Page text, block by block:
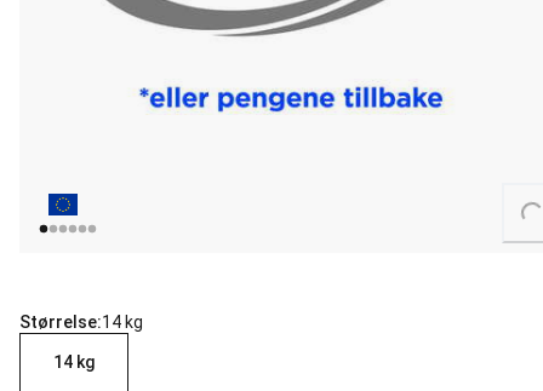
Loading...
Størrelse:14 kg
14 kg